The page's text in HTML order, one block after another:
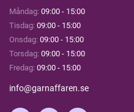
Måndag: 09:00 - 15:00
Tisdag: 09:00 - 15:00
Onsdag: 09:00 - 15:00
Torsdag: 09:00 - 15:00
Fredag: 09:00 - 15:00
info@garnaffaren.se